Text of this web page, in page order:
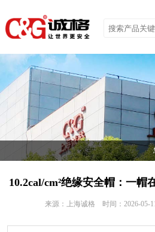
10.2cal/cm²绝缘安全帽：一帽
来源：上海诚格 时间：2026-05-